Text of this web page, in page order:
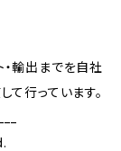
輸出までを自社
て行っています。